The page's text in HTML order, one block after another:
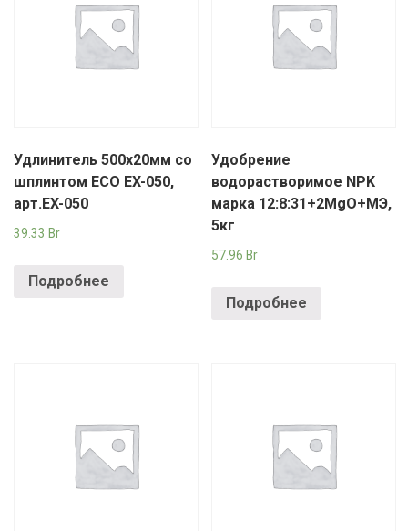
Удлинитель 500х20мм со
шплинтом ECO EX-050,
арт.EX-050
39.33 Br
Подробнее
Удобрение
водорастворимое NPK
марка 12:8:31+2MgO+МЭ,
5кг
57.96 Br
Подробнее